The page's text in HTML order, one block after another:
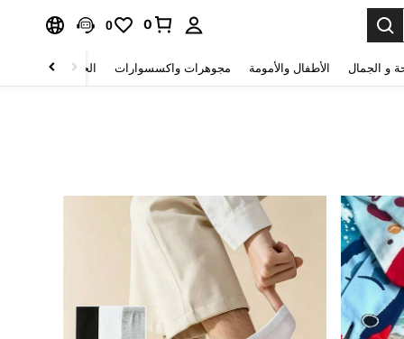
0
0
و الجمال الأطفال والأمومة مجوهرات واكسسوارات الحقائب والأمتعة